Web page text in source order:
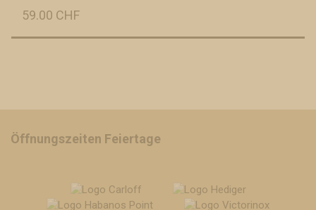
59.00 CHF
Öffnungszeiten Feiertage